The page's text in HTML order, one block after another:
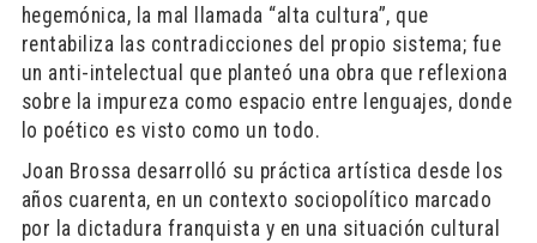
hegemónica, la mal llamada “alta cultura”, que
rentabiliza las contradicciones del propio sistema; fue
un anti-intelectual que planteó una obra que reflexiona
sobre la impureza como espacio entre lenguajes, donde
lo poético es visto como un todo.
Joan Brossa desarrolló su práctica artística desde los
años cuarenta, en un contexto sociopolítico marcado
por la dictadura franquista y en una situación cultural